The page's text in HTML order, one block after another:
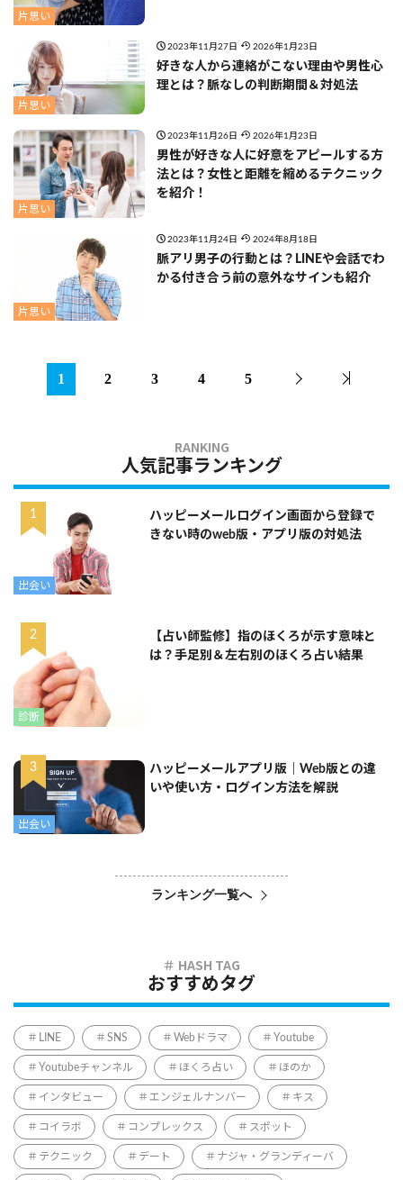
片思い
片思い
2023年11月27日 2026年1月23日
好きな人から連絡がこない理由や男性心
理とは？脈なしの判断期間＆対処法
片思い
2023年11月26日 2026年1月23日
男性が好きな人に好意をアピールする方
法とは？女性と距離を縮めるテクニック
を紹介！
片思い
2023年11月24日 2024年8月18日
脈アリ男子の行動とは？LINEや会話でわ
かる付き合う前の意外なサインも紹介
1 2 3 4 5
人気記事ランキング
出会い
ハッピーメールログイン画面から登録で
きない時のweb版・アプリ版の対処法
診断
【占い師監修】指のほくろが示す意味と
は？手足別＆左右別のほくろ占い結果
出会い
ハッピーメールアプリ版｜Web版との違
いや使い方・ログイン方法を解説
ランキング一覧へ
おすすめタグ
LINE SNS Webドラマ Youtube
Youtubeチャンネル ほくろ占い ほのか
インタビュー エンジェルナンバー キス
コイラボ コンプレックス スポット
テクニック デート ナジャ・グランディーバ